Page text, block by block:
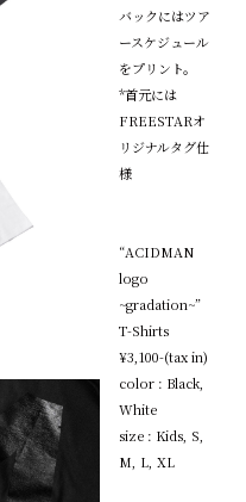
バックにはツア
ースケジュール
をプリント。
*首元には
FREESTARオ
リジナルタグ仕
様
“ACIDMAN
logo
~gradation~”
T-Shirts
¥3,100-(tax in)
color : Black,
White
size : Kids, S,
M, L, XL